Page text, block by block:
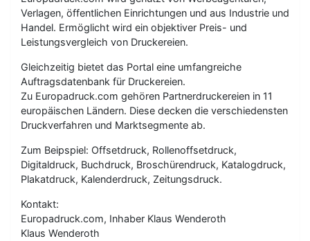
Verlagen, öffentlichen Einrichtungen und aus Industrie und
Handel. Ermöglicht wird ein objektiver Preis- und
Leistungsvergleich von Druckereien.
Gleichzeitig bietet das Portal eine umfangreiche
Auftragsdatenbank für Druckereien.
Zu Europadruck.com gehören Partnerdruckereien in 11
europäischen Ländern. Diese decken die verschiedensten
Druckverfahren und Marktsegmente ab.
Zum Beipspiel: Offsetdruck, Rollenoffsetdruck,
Digitaldruck, Buchdruck, Broschürendruck, Katalogdruck,
Plakatdruck, Kalenderdruck, Zeitungsdruck.
Kontakt:
Europadruck.com, Inhaber Klaus Wenderoth
Klaus Wenderoth